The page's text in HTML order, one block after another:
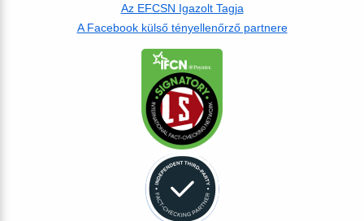
Az EFCSN Igazolt Tagja
A Facebook külső tényellenőrző partnere